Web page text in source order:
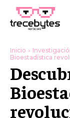
Inicio
Bioestadística